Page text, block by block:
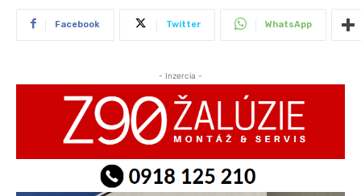
Facebook Twitter WhatsApp
- Inzercia -